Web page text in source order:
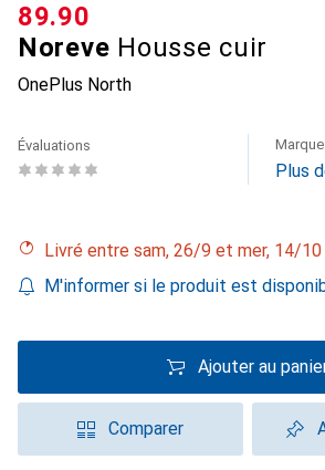
Noreve Housse cuir
OnePlus North
CHF
89.90
Évaluations Marque
Plus
Livré entre sam, 26/9 et mer, 14/10
M'informer si le produit est
Ajouter au
Comparer